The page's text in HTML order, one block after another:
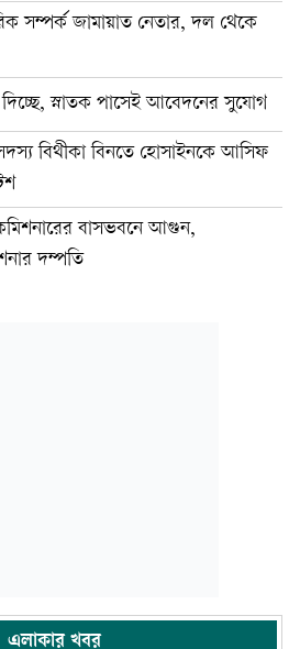
সম্পর্ক জামায়াত নেতার, দল থেকে
স্নাতক পাসেই আবেদনের সুযোগ
বিথীকা বিনতে হোসাইনকে আসিফ
বাসভবনে আগুন,
দম্পতি
এলাকার খবর